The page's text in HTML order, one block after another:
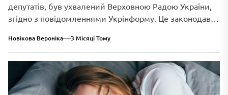
депутатів, був ухвалений Верховною Радою України,
згідно з повідомленнями Укрінформу. Це законодавче
Новікова Вероніка 3 Місяці Тому